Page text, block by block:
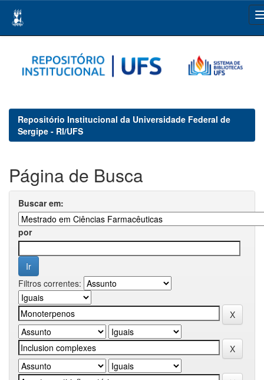
navigation
Repositório Institucional da Universidade Federal de
Sergipe - RI/UFS
Página de Busca
Buscar em:
por
Filtros correntes: